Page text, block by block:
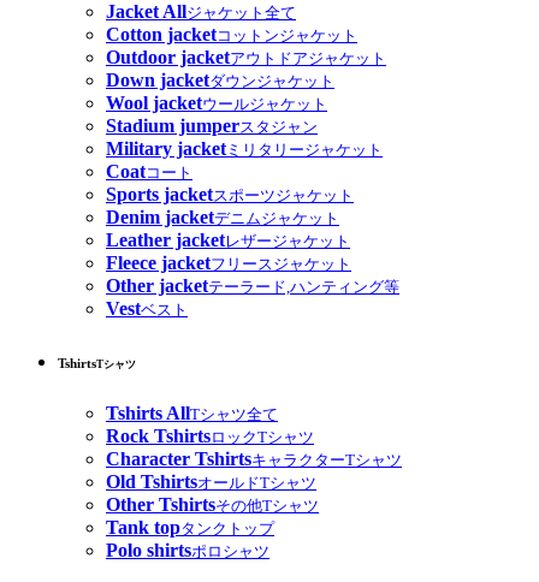
Jacket Allジャケット全て
Cotton jacketコットンジャケット
Outdoor jacketアウトドアジャケット
Down jacketダウンジャケット
Wool jacketウールジャケット
Stadium jumperスタジャン
Military jacketミリタリージャケット
Coatコート
Sports jacketスポーツジャケット
Denim jacketデニムジャケット
Leather jacketレザージャケット
Fleece jacketフリースジャケット
Other jacketテーラード,ハンティング等
Vestベスト
TshirtsTシャツ
Tshirts AllTシャツ全て
Rock TshirtsロックTシャツ
Character TshirtsキャラクターTシャツ
Old TshirtsオールドTシャツ
Other Tshirtsその他Tシャツ
Tank topタンクトップ
Polo shirtsポロシャツ